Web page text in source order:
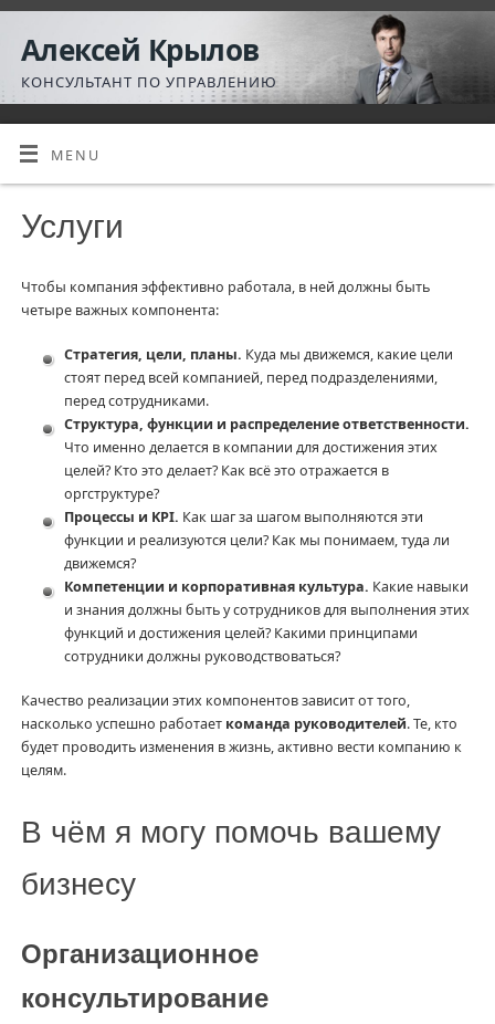
Алексей Крылов
КОНСУЛЬТАНТ ПО УПРАВЛЕНИЮ
MENU
Услуги
Чтобы компания эффективно работала, в ней должны быть
четыре важных компонента:
Стратегия, цели, планы. Куда мы движемся, какие цели
стоят перед всей компанией, перед подразделениями,
перед сотрудниками.
Структура, функции и распределение ответственности.
Что именно делается в компании для достижения этих
целей? Кто это делает? Как всё это отражается в
оргструктуре?
Процессы и KPI. Как шаг за шагом выполняются эти
функции и реализуются цели? Как мы понимаем, туда ли
движемся?
Компетенции и корпоративная культура. Какие навыки
и знания должны быть у сотрудников для выполнения этих
функций и достижения целей? Какими принципами
сотрудники должны руководствоваться?
Качество реализации этих компонентов зависит от того,
насколько успешно работает команда руководителей. Те, кто
будет проводить изменения в жизнь, активно вести компанию к
целям.
В чём я могу помочь вашему
бизнесу
Организационное
консультирование